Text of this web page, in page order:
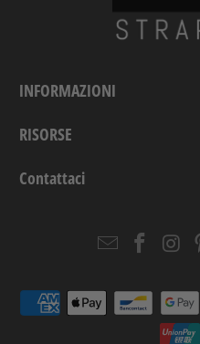
INFORMAZIONI
RISORSE
Contattaci
Email